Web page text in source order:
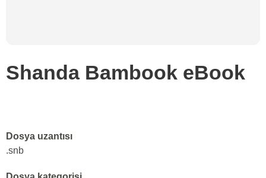
Shanda Bambook eBook
Dosya uzantısı
.snb